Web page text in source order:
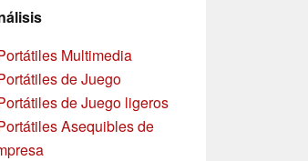
Multimedia
de Juego
de Juego ligeros
Asequibles de